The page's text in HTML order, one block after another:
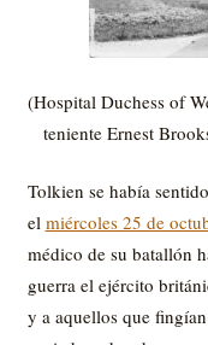
(Hospital Duchess of
teniente Ernest
Tolkien se había
el miércoles 25 de
médico de su batallón
guerra el ejército
y a aquellos que